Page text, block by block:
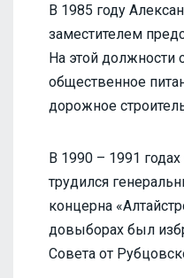
В 1985 году
заместителем
На этой должности
общественное
дорожное
В 1990 – 1991
трудился
концерна
довыборах был
Совета от